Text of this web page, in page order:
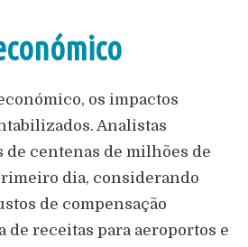
os impactos
Analistas
centenas de milhões de
dia, considerando
de compensação
de receitas para aeroportos e